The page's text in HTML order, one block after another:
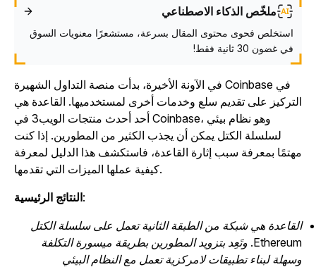
ملخّص الذكاء الاصطناعي
استخلص فحوى محتوى المقال بسرعة، مستشعرًا معنويات السوق
في غضون 30 ثانية فقط!
في الآونة الأخيرة، بدأت منصة التداول الشهيرة Coinbase في
على تقديم سلع وخدمات أخرى لمستخدميها. القاعدة هي
أحد أحدث منتجات الويب3 في Coinbase، وهو نظام بيئي
لسلسلة الكتل يمكن أن يجذب الكثير من المطورين. إذا كنت
بمعرفة سبب إثارة القاعدة، فاستكشف هذا الدليل لمعرفة
النتائج الرئيسية
هي شبكة من الطبقة الثانية تعمل على سلسلة الكتل
Ethereum. وتَعِد بتزويد المطورين بطريقة ميسورة التكلفة
لبناء تطبيقات لامركزية تعمل مع النظام البيئي